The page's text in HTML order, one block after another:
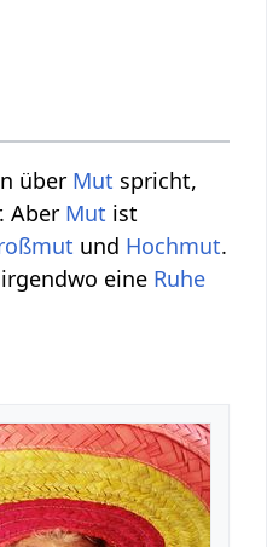
über Mut spricht,
Aber Mut ist
und Hochmut.
irgendwo eine Ruhe